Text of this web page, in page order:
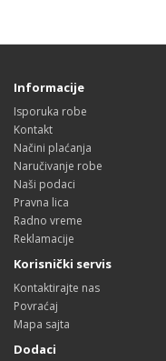
Informacije
Isporuka robe
Kontakt
Načini plaćanja
Naručivanje robe
Naši podaci
Pravna lica
Radno vreme
Reklamacije
Korisnički servis
Kontaktirajte nas
Povraćaj
Mapa sajta
Dodaci